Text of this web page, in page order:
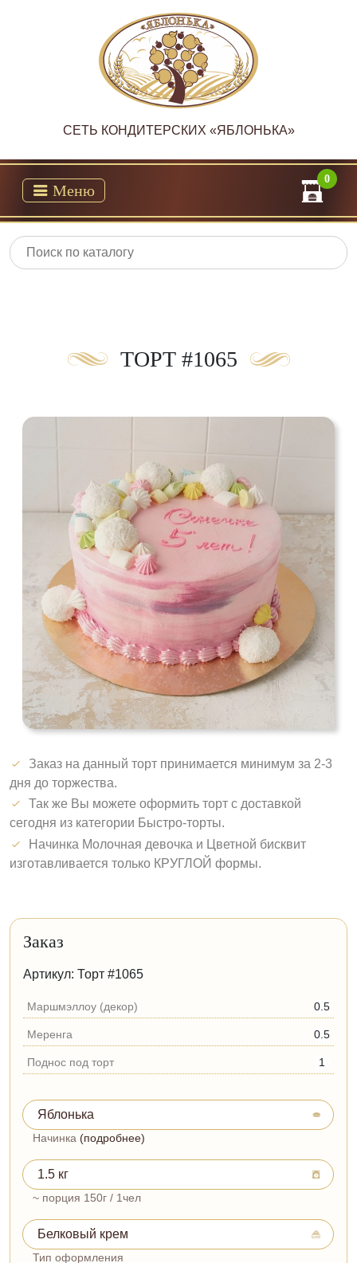
CЕТЬ КОНДИТЕРСКИХ «ЯБЛОНЬКА»
Меню
0
ТОРТ #1065
Заказ на данный торт принимается минимум за 2-3
дня до торжества.
Так же Вы можете оформить торт с доставкой
сегодня из категории Быстро-торты.
Начинка Молочная девочка и Цветной бисквит
изготавливается только КРУГЛОЙ формы.
Заказ
Артикул: Торт #1065
Маршмэллоу (декор) 0.5
Меренга 0.5
Поднос под торт 1
Начинка (подробнее)
~ порция 150г / 1чел
Тип оформления